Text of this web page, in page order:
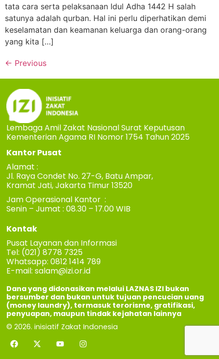
tata cara serta pelaksanaan Idul Adha 1442 H salah
satunya adalah qurban. Hal ini perlu diperhatikan demi
keselamatan dan keamanan keluarga dan orang-orang
yang kita […]
← Previous
Lembaga Amil Zakat Nasional Surat Keputusan
Kementerian Agama RI Nomor 1754 Tahun 2025
Kantor Pusat
Alamat :
Jl. Raya Condet No. 27-G, Batu Ampar,
Kramat Jati, Jakarta Timur 13520
Jam Operasional Kantor :
Senin – Jumat : 08.30 – 17.00 WIB
Kontak
Pusat Layanan dan Informasi
Tel: (021) 8778 7325
Whatsapp: 0812 1414 789
E-mail:salam@izi.or.id
Dana yang didonasikan melalui LAZNAS IZI bukan
bersumber dan bukan untuk tujuan pencucian uang
(money laundry), termasuk terorisme, gratifikasi,
penyuapan, maupun tindak kejahatan lainnya
© 2026. inisiatif Zakat Indonesia